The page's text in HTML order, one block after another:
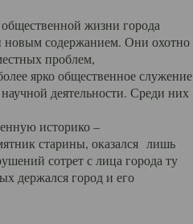
жизни города
новым содержанием. Они охотно
проблем,
ярко общественное служение
деятельности. Среди них
историко –
старины, оказался лишь
сотрет с лица города ту
держался город и его